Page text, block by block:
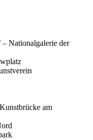
Nationalgalerie der
Kunstbrücke am